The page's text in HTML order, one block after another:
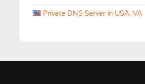
Private DNS Server in USA, VA